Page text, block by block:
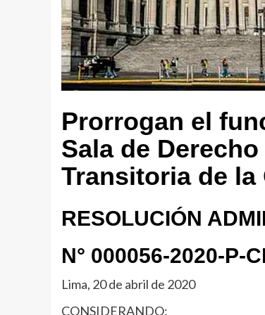
Prorrogan el
Sala de
Transitoria de
RESOLUCIÓN
N° 000056-2020-P-
Lima, 20 de abril de 2020
CONSIDERANDO: